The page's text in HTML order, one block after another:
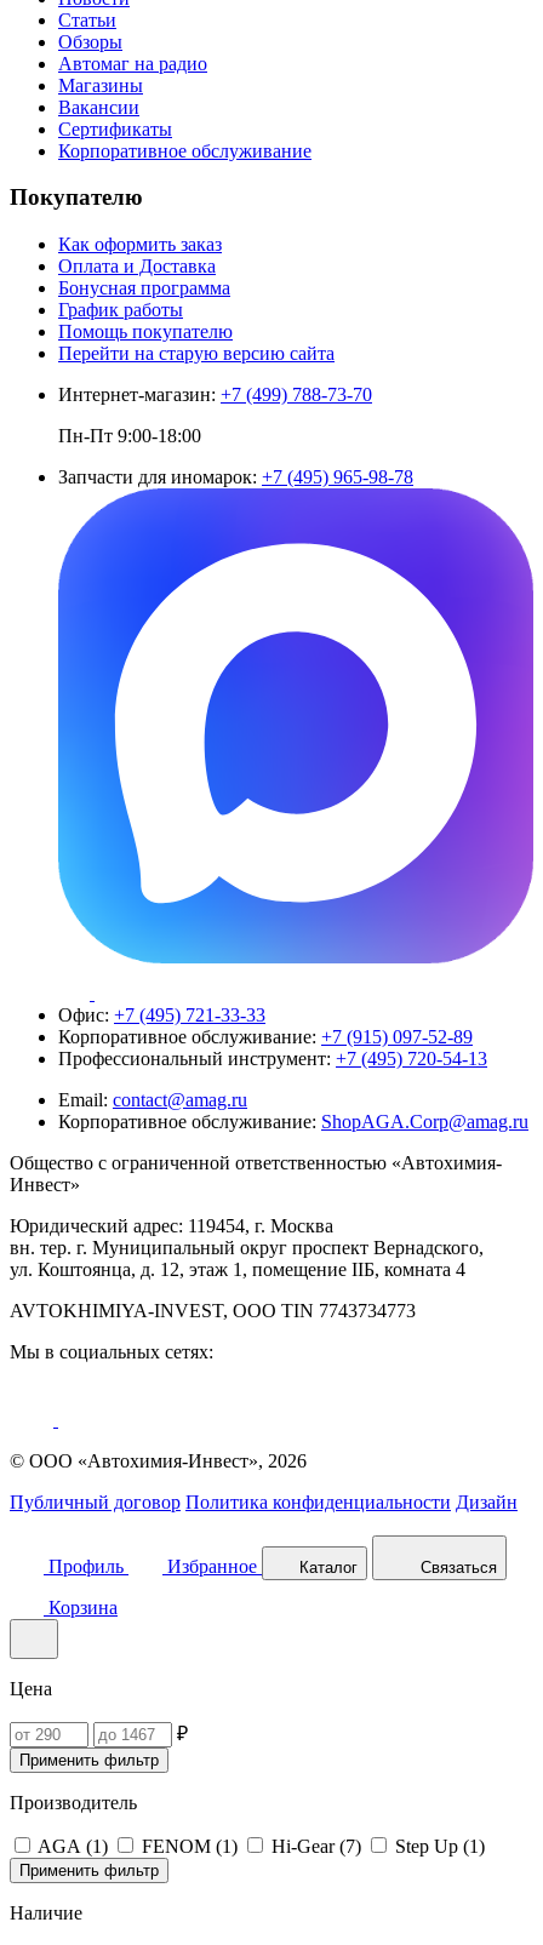
Статьи
Обзоры
Автомаг на радио
Магазины
Вакансии
Сертификаты
Корпоративное обслуживание
Покупателю
Как оформить заказ
Оплата и Доставка
Бонусная программа
График работы
Помощь покупателю
Перейти на старую версию сайта
Интернет-магазин: +7 (499) 788-73-70
Пн-Пт 9:00-18:00
Запчасти для иномарок: +7 (495) 965-98-78
Офис: +7 (495) 721-33-33
Корпоративное обслуживание: +7 (915) 097-52-89
Профессиональный инструмент: +7 (495) 720-54-13
Email: contact@amag.ru
Корпоративное обслуживание: ShopAGA.Corp@amag.ru
Общество с ограниченной ответственностью «Автохимия-
Инвест»
Юридический адрес: 119454, г. Москва
вн. тер. г. Муниципальный округ проспект Вернадского,
ул. Коштоянца, д. 12, этаж 1, помещение IIБ, комната 4
AVTOKHIMIYA-INVEST, OOO TIN 7743734773
Мы в социальных сетях:
© ООО «Автохимия-Инвест», 2026
Публичный договор Политика конфиденциальности Дизайн
Профиль Избранное Каталог Связаться
Корзина
Цена
₽
Применить фильтр
Производитель
AGA (1) FENOM (1) Hi-Gear (7) Step Up (1)
Применить фильтр
Наличие